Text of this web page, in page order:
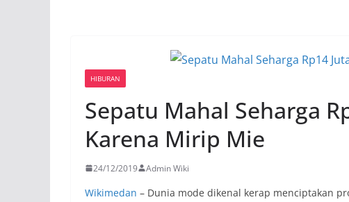
HIBURAN
Sepatu Mahal Seharga
Karena Mirip Mie
24/12/2019 Admin Wiki
Wikimedan – Dunia mode dikenal kerap menciptakan